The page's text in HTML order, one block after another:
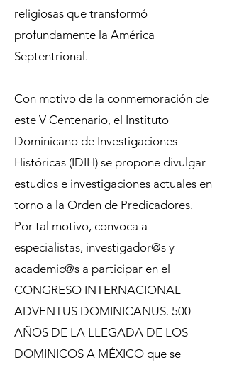
religiosas que transformó
profundamente la América
Septentrional.
Con motivo de la conmemoración de
este V Centenario, el Instituto
Dominicano de Investigaciones
Históricas (IDIH) se propone divulgar
estudios e investigaciones actuales en
torno a la Orden de Predicadores.
Por tal motivo, convoca a
especialistas, investigador@s y
academic@s a participar en el
CONGRESO INTERNACIONAL
ADVENTUS DOMINICANUS. 500
AÑOS DE LA LLEGADA DE LOS
DOMINICOS A MÉXICO que se